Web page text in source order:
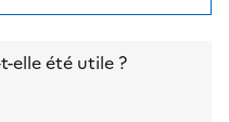
elle été utile ?